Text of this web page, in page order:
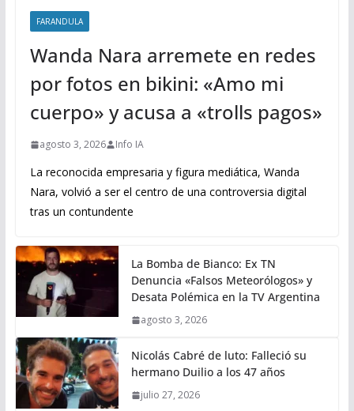
FARANDULA
Wanda Nara arremete en redes
por fotos en bikini: «Amo mi
cuerpo» y acusa a «trolls pagos»
agosto 3, 2026 Info IA
La reconocida empresaria y figura mediática, Wanda
Nara, volvió a ser el centro de una controversia digital
tras un contundente
La Bomba de Bianco: Ex TN
Denuncia «Falsos Meteorólogos» y
Desata Polémica en la TV Argentina
agosto 3, 2026
Nicolás Cabré de luto: Falleció su
hermano Duilio a los 47 años
julio 27, 2026